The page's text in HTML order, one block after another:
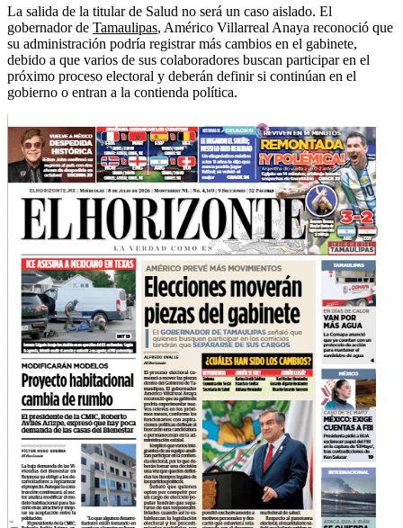
La salida de la titular de Salud no será un caso aislado. El
gobernador de Tamaulipas, Américo Villarreal Anaya reconoció que
su administración podría registrar más cambios en el gabinete,
debido a que varios de sus colaboradores buscan participar en el
próximo proceso electoral y deberán definir si continúan en el
gobierno o entran a la contienda política.